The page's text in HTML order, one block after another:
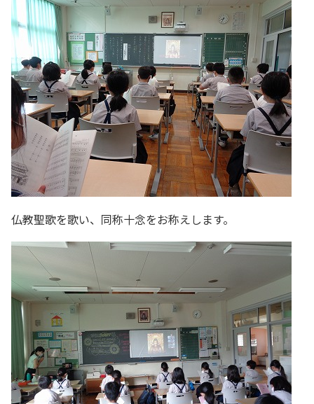
仏教聖歌を歌い、同称十念をお称えします。